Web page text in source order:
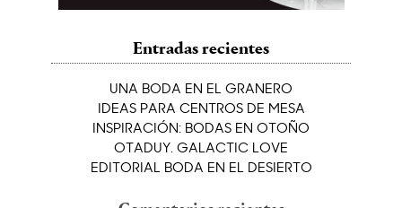
Entradas recientes
UNA BODA EN EL GRANERO
IDEAS PARA CENTROS DE MESA
INSPIRACIÓN: BODAS EN OTOÑO
OTADUY. GALACTIC LOVE
EDITORIAL BODA EN EL DESIERTO